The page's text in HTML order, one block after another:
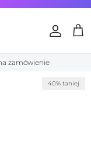
Konto
zamówienie
40% taniej